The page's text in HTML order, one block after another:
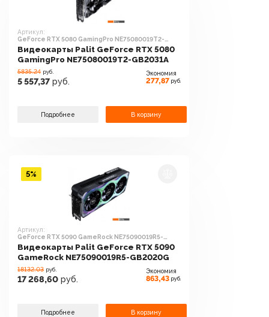
Артикул:
GeForce RTX 5080 GamingPro NE75080019T2-
GB2031A
Видеокарты Palit GeForce RTX 5080
GamingPro NE75080019T2-GB2031A
5835.24 руб.
5 557,37 руб.
Экономия
277,87 руб.
Подробнее В корзину
Артикул:
GeForce RTX 5090 GameRock NE75090019R5-
GB2020G
Видеокарты Palit GeForce RTX 5090
GameRock NE75090019R5-GB2020G
18132.03 руб.
17 268,60 руб.
Экономия
863,43 руб.
Подробнее В корзину
5%